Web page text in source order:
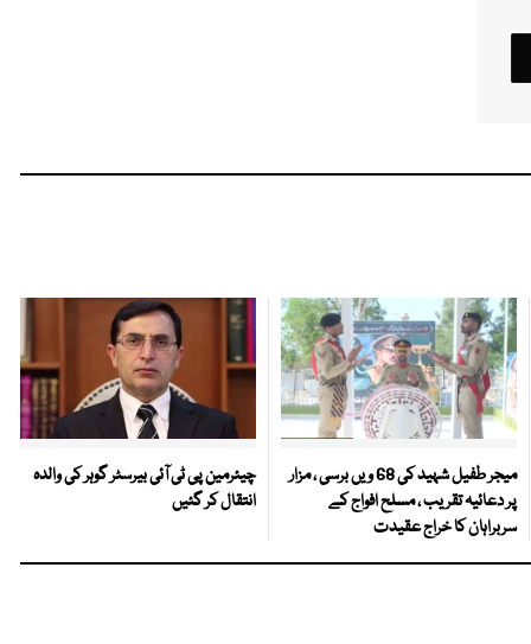
میجر طفیل شہید کی 68 ویں برسی ، مزار
پر دعائیہ تقریب ، مسلح افواج کے
سربراہان کا خراج عقیدت
چیئرمین پی ٹی آئی بیرسٹر گوہر کی والدہ
انتقال کر گئیں